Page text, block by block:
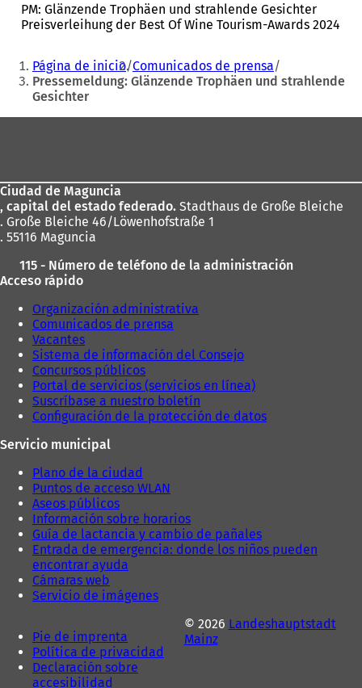
PM: Glänzende Trophäen und strahlende Gesichter
Preisverleihung der Best Of Wine Tourism-Awards 2024
Sie
befinden
sich
hier:
Página de inicio Comunicados de prensa
Pressemeldung: Glänzende Trophäen und strahlende
Gesichter
Ciudad de Maguncia
, capital del estado federado. Stadthaus de Große Bleiche
. Große Bleiche 46/Löwenhofstraße 1
. 55116 Maguncia
115 - Número de teléfono de la administración
Acceso rápido
Organización administrativa
Comunicados de prensa
Vacantes
Sistema de información del Consejo
Concursos públicos
Portal de servicios (servicios en línea)
Suscríbase a nuestro boletín
Configuración de la protección de datos
Servicio municipal
Plano de la ciudad
Puntos de acceso WLAN
Aseos públicos
Información sobre horarios
Guía de lactancia y cambio de pañales
Entrada de emergencia: donde los niños pueden
encontrar ayuda
Cámaras web
Servicio de imágenes
Pie de imprenta
Política de privacidad
Declaración sobre
accesibilidad
© 2026 Landeshauptstadt
Mainz